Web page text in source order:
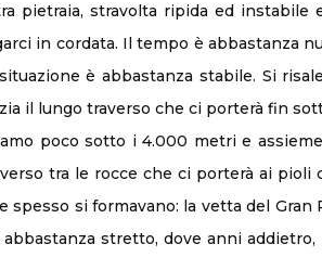
pietraia, stravolta ripida ed
in cordata. Il tempo è abbastanza
è abbastanza stabile. Si
il lungo traverso che ci porterà fin
poco sotto i 4.000 metri e
tra le rocce che ci porterà ai
spesso si formavano: la vetta del
abbastanza stretto, dove anni